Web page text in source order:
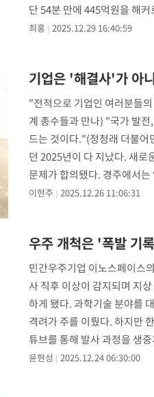
단 54분 만에 445억원을 해
도 올라
최홍 2025.12.29 16:40:59
기업은 '해결사'가 아
"전적으로 기업인 여러분들
계 총수들과 만나) "국가 발
드는 것이다."(정청래 더불어
던 2025년이 다 지났다. 새로
문제가 합의됐다. 경주에서
이현주 2025.12.26 11:06:31
우주 개척은 '폭발 기
민간우주기업 이노스페이스
사 직후 이상이 감지되며 지
하게 됐다. 과학기술 분야를
격려가 주를 이뤘다. 하지만
튜브를 통해 발사 과정을 생
윤현성 2025.12.24 06:30:00